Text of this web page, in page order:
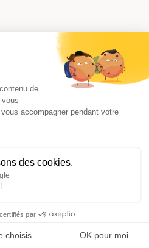
de
accompagner pendant votre
des cookies.
par
choisis OK pour moi